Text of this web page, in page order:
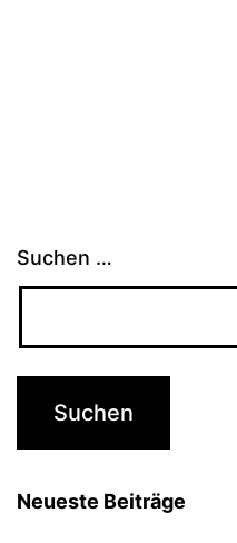
Suchen …
Neueste Beiträge